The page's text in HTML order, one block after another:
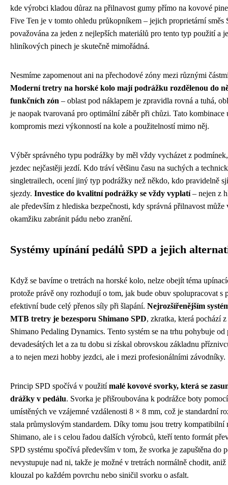
kde výrobci kladou důraz na přilnavost gumy přímo na kovové
Five Ten je v tomto ohledu průkopníkem – jejich proprietární směs
považována za jeden z nejlepších materiálů pro tento typ použití a
hliníkových pinech je skutečně mimořádná.
Nesmíme zapomenout ani na přechodové zóny mezi různými
Moderní tretry na horské kolo mají podrážku rozdělenou do
funkčních zón – oblast pod náklapem je zpravidla rovná a tuhá,
je naopak tvarovaná pro optimální záběr při chůzi. Tato kombinace
kompromis mezi výkonností na kole a použitelností mimo něj.
Výběr správného typu podrážky by měl vždy vycházet z
jezdec nejčastěji jezdí. Kdo tráví většinu času na suchých a
singletrailech, ocení jiný typ podrážky než někdo, kdo pravidelně
sjezdy. Investice do kvalitní podrážky se vždy vyplatí– nejen z
ale především z hlediska bezpečnosti, kdy správná přilnavost
okamžiku zabránit pádu nebo zranění.
Systémy upínání pedálů SPD a jejich
Když se bavíme o tretrách na horské kolo, nelze obejít téma
protože právě ony rozhodují o tom, jak bude obuv spolupracovat s
efektivní bude celý přenos síly při šlapání. Nejrozšířenějším
MTB tretry je bezesporu Shimano SPD, zkratka, která pochází
Shimano Pedaling Dynamics. Tento systém se na trhu pohybuje od
devadesátých let a za tu dobu si získal obrovskou základnu
a to nejen mezi hobby jezdci, ale i mezi profesionálními závodníky.
Princip SPD spočívá v použitímalé kovové svorky, která se
drážky v pedálu. Svorka je přišroubována k podrážce boty
umístěných ve vzájemné vzdálenosti 8 × 8 mm, což je standardní
stala průmyslovým standardem. Díky tomu jsou tretry kompatibilní
Shimano, ale i s celou řadou dalších výrobců, kteří tento formát
SPD systému spočívá především v tom, že svorka je zapuštěna do
nevystupuje nad ni, takže je možné v tretrách normálně chodit,
klouzal po každém povrchu nebo siničil svorku o asfalt.